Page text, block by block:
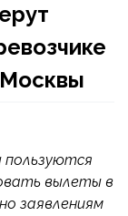
пользуются
вылеты в
заявлениям